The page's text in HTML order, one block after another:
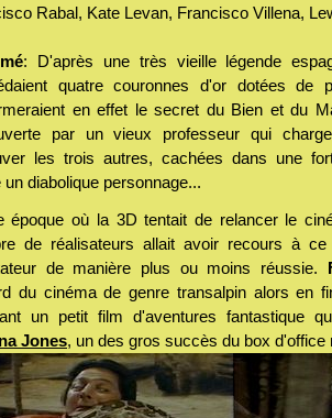
Rabal, Kate Levan, Francisco Villena,
: D'après une très vieille légende
quatre couronnes d'or dotées de
en effet le secret du Bien et du
par un vieux professeur qui
les trois autres, cachées dans une
un diabolique personnage...
époque où la 3D tentait de relancer le
de réalisateurs allait avoir recours à
de manière plus ou moins réussie.
du cinéma de genre transalpin alors en
un petit film d'aventures fantastique
Jones, un des gros succès du box d'office